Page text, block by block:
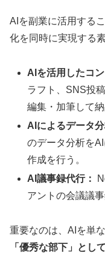
AIを副業に活用する
化を同時に実現する
AIを活用したコ
ラフト、SNS投
編集・加筆して納
AIによるデータ
のデータ分析を
作成を行う。
AI議事録代行：
アントの会議議
重要なのは、AIを単
「優秀な部下」とし